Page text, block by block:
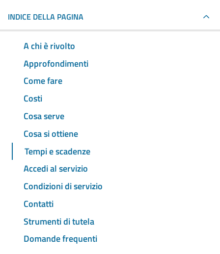
INDICE DELLA PAGINA
A chi è rivolto
Approfondimenti
Come fare
Costi
Cosa serve
Cosa si ottiene
Tempi e scadenze
Accedi al servizio
Condizioni di servizio
Contatti
Strumenti di tutela
Domande frequenti